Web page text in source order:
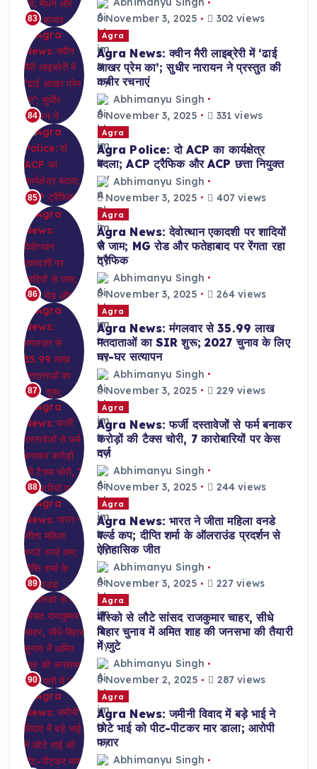
83
November 3, 2025
302 views
84
Agra
Agra News: क्वीन मैरी लाइब्रेरी में ‘ढाई
आखर प्रेम का’; सुधीर नारायन ने प्रस्तुत की
कबीर रचनाएं
Abhimanyu Singh
November 3, 2025
331 views
85
Agra
Agra Police: दो ACP का कार्यक्षेत्र
बदला; ACP ट्रैफिक और ACP छत्ता नियुक्त
Abhimanyu Singh
November 3, 2025
407 views
86
Agra
Agra News: देवोत्थान एकादशी पर शादियों
से जाम; MG रोड और फतेहाबाद पर रेंगता रहा
ट्रैफिक
Abhimanyu Singh
November 3, 2025
264 views
87
Agra
Agra News: मंगलवार से 35.99 लाख
मतदाताओं का SIR शुरू; 2027 चुनाव के लिए
घर-घर सत्यापन
Abhimanyu Singh
November 3, 2025
229 views
88
Agra
Agra News: फर्जी दस्तावेजों से फर्म बनाकर
करोड़ों की टैक्स चोरी, 7 कारोबारियों पर केस
दर्ज
Abhimanyu Singh
November 3, 2025
244 views
89
Agra
Agra News: भारत ने जीता महिला वनडे
वर्ल्ड कप; दीप्ति शर्मा के ऑलराउंड प्रदर्शन से
ऐतिहासिक जीत
Abhimanyu Singh
November 3, 2025
227 views
90
Agra
मॉस्को से लौटे सांसद राजकुमार चाहर, सीधे
बिहार चुनाव में अमित शाह की जनसभा की तैयारी
में जुटे
Abhimanyu Singh
November 2, 2025
287 views
Agra
Agra News: जमीनी विवाद में बड़े भाई ने
छोटे भाई को पीट-पीटकर मार डाला; आरोपी
फरार
Abhimanyu Singh